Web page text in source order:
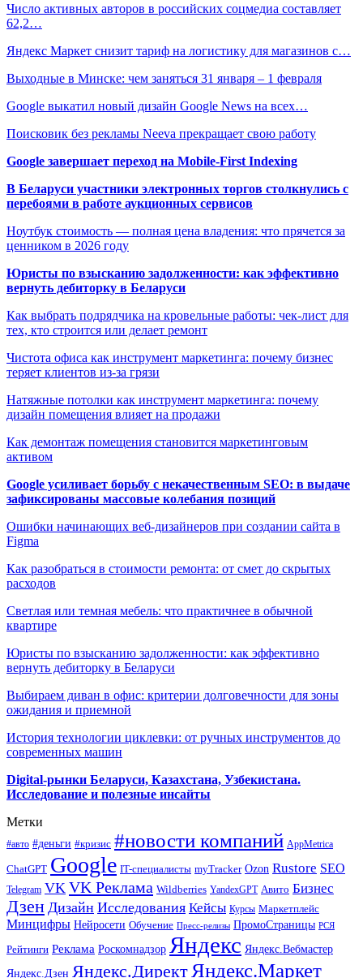
Число активных авторов в российских соцмедиа составляет
62,2…
Яндекс Маркет снизит тариф на логистику для магазинов с…
Выходные в Минске: чем заняться 31 января – 1 февраля
Google выкатил новый дизайн Google News на всех…
Поисковик без рекламы Neeva прекращает свою работу
Google завершает переход на Mobile-First Indexing
В Беларуси участники электронных торгов столкнулись с
перебоями в работе аукционных сервисов
Ноутбук стоимость — полная цена владения: что прячется за
ценником в 2026 году
Юристы по взысканию задолженности: как эффективно
вернуть дебиторку в Беларуси
Как выбрать подрядчика на кровельные работы: чек-лист для
тех, кто строится или делает ремонт
Чистота офиса как инструмент маркетинга: почему бизнес
теряет клиентов из-за грязи
Натяжные потолки как инструмент маркетинга: почему
дизайн помещения влияет на продажи
Как демонтаж помещения становится маркетинговым
активом
Google усиливает борьбу с некачественным SEO: в выдаче
зафиксированы массовые колебания позиций
Ошибки начинающих веб-дизайнеров при создании сайта в
Figma
Как разобраться в стоимости ремонта: от смет до скрытых
расходов
Светлая или темная мебель: что практичнее в обычной
квартире
Юристы по взысканию задолженности: как эффективно
вернуть дебиторку в Беларуси
Выбираем диван в офис: критерии долговечности для зоны
ожидания и приемной
История технологии циклевки: от ручных инструментов до
современных машин
Digital-рынки Беларуси, Казахстана, Узбекистана.
Исследование и полезные инсайты
Метки
#авто #деньги #кризис #новости компаний AppMetrica
ChatGPT Google IT-специалисты myTracker Ozon Rustore SEO
Telegram VK VK Реклама Wildberries YandexGPT Авито Бизнес
Дзен Дизайн Исследования Кейсы Курсы Маркетплейс
Минцифры Нейросети Обучение Пресс-релизы ПромоСтраницы РСЯ
Рейтинги Реклама Роскомнадзор Яндекс Яндекс.Вебмастер
Яндекс.Дзен Яндекс.Директ Яндекс.Маркет